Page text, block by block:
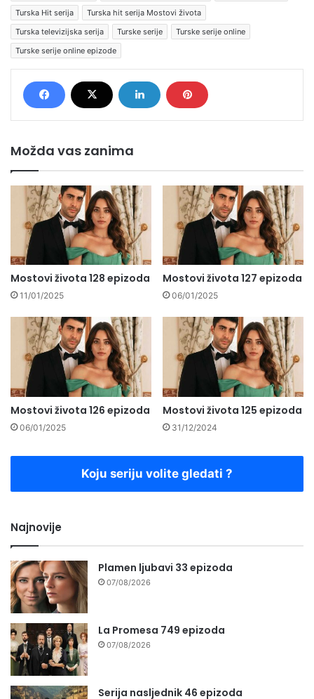
Turska Hit serija
Turska hit serija Mostovi života
Turska televizijska serija
Turske serije
Turske serije online
Turske serije online epizode
Možda vas zanima
Mostovi života 128 epizoda
11/01/2025
Mostovi života 127 epizoda
06/01/2025
Mostovi života 126 epizoda
06/01/2025
Mostovi života 125 epizoda
31/12/2024
Koju seriju volite gledati ?
Najnovije
Plamen ljubavi 33 epizoda
07/08/2026
La Promesa 749 epizoda
07/08/2026
Serija nasljednik 46 epizoda